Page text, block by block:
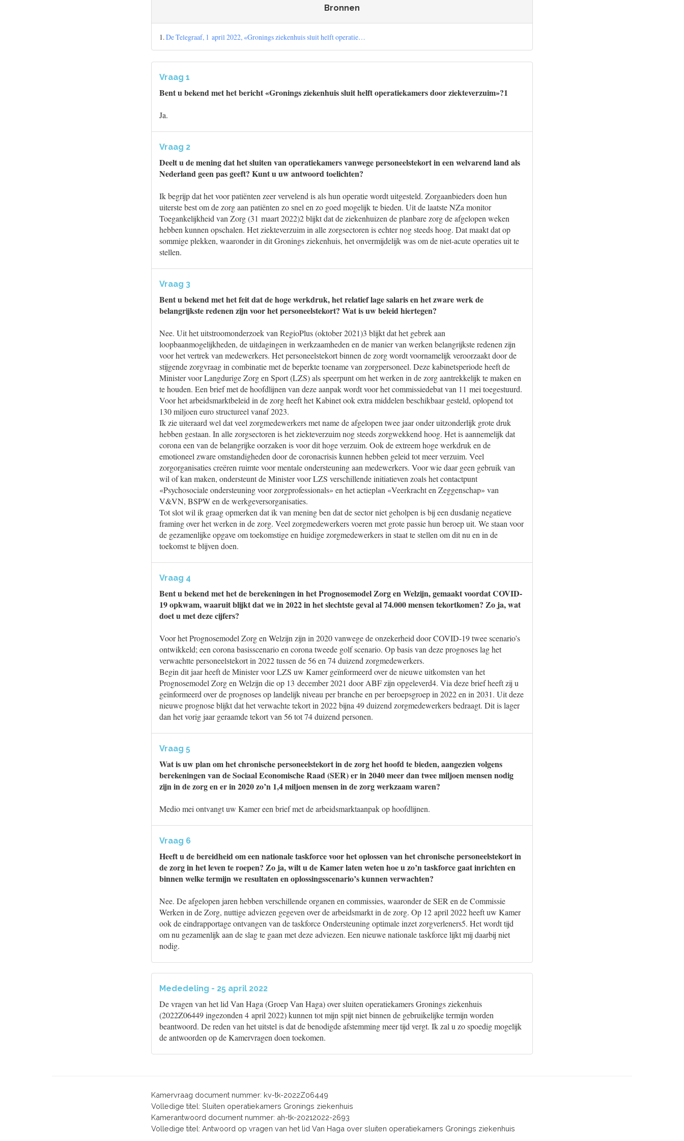
Bronnen
1.De Telegraaf, 1 april 2022, «Gronings ziekenhuis sluit helft operatie…
Vraag 1
Bent u bekend met het bericht «Gronings ziekenhuis sluit helft operatiekamers door ziekteverzuim»?1
Ja.
Vraag 2
Deelt u de mening dat het sluiten van operatiekamers vanwege personeelstekort in een welvarend land als
Nederland geen pas geeft? Kunt u uw antwoord toelichten?
Ik begrijp dat het voor patiënten zeer vervelend is als hun operatie wordt uitgesteld. Zorgaanbieders doen hun
uiterste best om de zorg aan patiënten zo snel en zo goed mogelijk te bieden. Uit de laatste NZa monitor
Toegankelijkheid van Zorg (31 maart 2022)2 blijkt dat de ziekenhuizen de planbare zorg de afgelopen weken
hebben kunnen opschalen. Het ziekteverzuim in alle zorgsectoren is echter nog steeds hoog. Dat maakt dat op
sommige plekken, waaronder in dit Gronings ziekenhuis, het onvermijdelijk was om de niet-acute operaties uit te
stellen.
Vraag 3
Bent u bekend met het feit dat de hoge werkdruk, het relatief lage salaris en het zware werk de
belangrijkste redenen zijn voor het personeelstekort? Wat is uw beleid hiertegen?
Nee. Uit het uitstroomonderzoek van RegioPlus (oktober 2021)3 blijkt dat het gebrek aan
loopbaanmogelijkheden, de uitdagingen in werkzaamheden en de manier van werken belangrijkste redenen zijn
voor het vertrek van medewerkers. Het personeelstekort binnen de zorg wordt voornamelijk veroorzaakt door de
stijgende zorgvraag in combinatie met de beperkte toename van zorgpersoneel. Deze kabinetsperiode heeft de
Minister voor Langdurige Zorg en Sport (LZS) als speerpunt om het werken in de zorg aantrekkelijk te maken en
te houden. Een brief met de hoofdlijnen van deze aanpak wordt voor het commissiedebat van 11 mei toegestuurd.
Voor het arbeidsmarktbeleid in de zorg heeft het Kabinet ook extra middelen beschikbaar gesteld, oplopend tot
130 miljoen euro structureel vanaf 2023.
Ik zie uiteraard wel dat veel zorgmedewerkers met name de afgelopen twee jaar onder uitzonderlijk grote druk
hebben gestaan. In alle zorgsectoren is het ziekteverzuim nog steeds zorgwekkend hoog. Het is aannemelijk dat
corona een van de belangrijke oorzaken is voor dit hoge verzuim. Ook de extreem hoge werkdruk en de
emotioneel zware omstandigheden door de coronacrisis kunnen hebben geleid tot meer verzuim. Veel
zorgorganisaties creëren ruimte voor mentale ondersteuning aan medewerkers. Voor wie daar geen gebruik van
wil of kan maken, ondersteunt de Minister voor LZS verschillende initiatieven zoals het contactpunt
«Psychosociale ondersteuning voor zorgprofessionals» en het actieplan «Veerkracht en Zeggenschap» van
V&VN, BSPW en de werkgeversorganisaties.
Tot slot wil ik graag opmerken dat ik van mening ben dat de sector niet geholpen is bij een dusdanig negatieve
framing over het werken in de zorg. Veel zorgmedewerkers voeren met grote passie hun beroep uit. We staan voor
de gezamenlijke opgave om toekomstige en huidige zorgmedewerkers in staat te stellen om dit nu en in de
toekomst te blijven doen.
Vraag 4
Bent u bekend met het de berekeningen in het Prognosemodel Zorg en Welzijn, gemaakt voordat COVID-
19 opkwam, waaruit blijkt dat we in 2022 in het slechtste geval al 74.000 mensen tekortkomen? Zo ja, wat
doet u met deze cijfers?
Voor het Prognosemodel Zorg en Welzijn zijn in 2020 vanwege de onzekerheid door COVID-19 twee scenario’s
ontwikkeld; een corona basisscenario en corona tweede golf scenario. Op basis van deze prognoses lag het
verwachtte personeelstekort in 2022 tussen de 56 en 74 duizend zorgmedewerkers.
Begin dit jaar heeft de Minister voor LZS uw Kamer geïnformeerd over de nieuwe uitkomsten van het
Prognosemodel Zorg en Welzijn die op 13 december 2021 door ABF zijn opgeleverd4. Via deze brief heeft zij u
geïnformeerd over de prognoses op landelijk niveau per branche en per beroepsgroep in 2022 en in 2031. Uit deze
nieuwe prognose blijkt dat het verwachte tekort in 2022 bijna 49 duizend zorgmedewerkers bedraagt. Dit is lager
dan het vorig jaar geraamde tekort van 56 tot 74 duizend personen.
Vraag 5
Wat is uw plan om het chronische personeelstekort in de zorg het hoofd te bieden, aangezien volgens
berekeningen van de Sociaal Economische Raad (SER) er in 2040 meer dan twee miljoen mensen nodig
zijn in de zorg en er in 2020 zo’n 1,4 miljoen mensen in de zorg werkzaam waren?
Medio mei ontvangt uw Kamer een brief met de arbeidsmarktaanpak op hoofdlijnen.
Vraag 6
Heeft u de bereidheid om een nationale taskforce voor het oplossen van het chronische personeelstekort in
de zorg in het leven te roepen? Zo ja, wilt u de Kamer laten weten hoe u zo’n taskforce gaat inrichten en
binnen welke termijn we resultaten en oplossingsscenario’s kunnen verwachten?
Nee. De afgelopen jaren hebben verschillende organen en commissies, waaronder de SER en de Commissie
Werken in de Zorg, nuttige adviezen gegeven over de arbeidsmarkt in de zorg. Op 12 april 2022 heeft uw Kamer
ook de eindrapportage ontvangen van de taskforce Ondersteuning optimale inzet zorgverleners5. Het wordt tijd
om nu gezamenlijk aan de slag te gaan met deze adviezen. Een nieuwe nationale taskforce lijkt mij daarbij niet
nodig.
Mededeling - 25 april 2022
De vragen van het lid Van Haga (Groep Van Haga) over sluiten operatiekamers Gronings ziekenhuis
(2022Z06449 ingezonden 4 april 2022) kunnen tot mijn spijt niet binnen de gebruikelijke termijn worden
beantwoord. De reden van het uitstel is dat de benodigde afstemming meer tijd vergt. Ik zal u zo spoedig mogelijk
de antwoorden op de Kamervragen doen toekomen.
Kamervraag document nummer: kv-tk-2022Z06449
Volledige titel: Sluiten operatiekamers Gronings ziekenhuis
Kamerantwoord document nummer: ah-tk-20212022-2693
Volledige titel: Antwoord op vragen van het lid Van Haga over sluiten operatiekamers Gronings ziekenhuis